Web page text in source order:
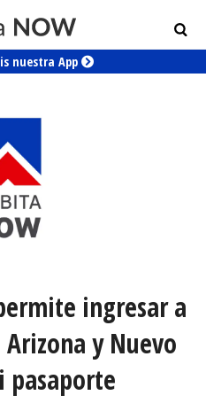
nuestra App
ingresar a
y Nuevo
pasaporte